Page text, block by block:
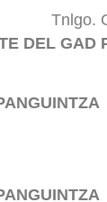
Tnlgo.
DEL GAD